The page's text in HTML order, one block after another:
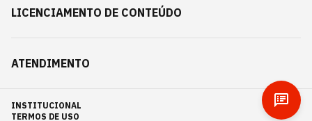
LICENCIAMENTO DE CONTEÚDO
ATENDIMENTO
INSTITUCIONAL
TERMOS DE USO